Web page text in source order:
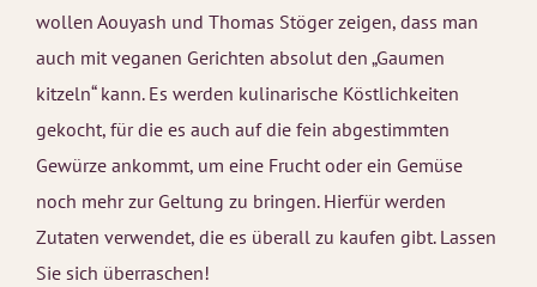
wollen Aouyash und Thomas Stöger zeigen, dass man
auch mit veganen Gerichten absolut den „Gaumen
kitzeln“ kann. Es werden kulinarische Köstlichkeiten
gekocht, für die es auch auf die fein abgestimmten
Gewürze ankommt, um eine Frucht oder ein Gemüse
noch mehr zur Geltung zu bringen. Hierfür werden
Zutaten verwendet, die es überall zu kaufen gibt. Lassen
Sie sich überraschen!